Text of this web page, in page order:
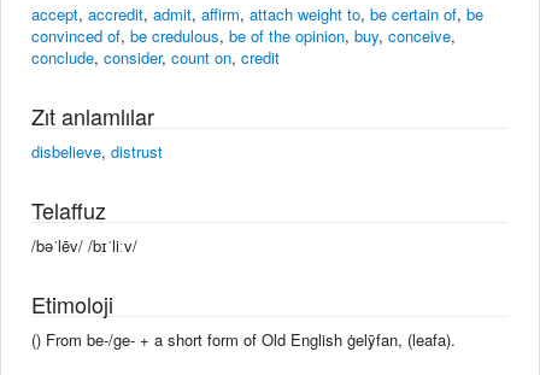
accept, accredit, admit, affirm, attach weight to, be certain of, be
convinced of, be credulous, be of the opinion, buy, conceive,
conclude, consider, count on, credit
Zıt anlamlılar
disbelieve, distrust
Telaffuz
/bəˈlēv/ /bɪˈliːv/
Etimoloji
() From be-/ge- + a short form of Old English ġelȳfan, (leafa).